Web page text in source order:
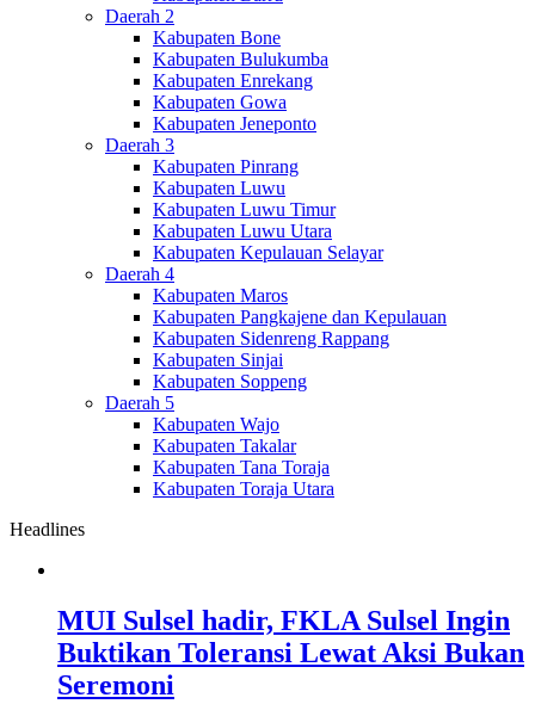
Daerah 2
Kabupaten Bone
Kabupaten Bulukumba
Kabupaten Enrekang
Kabupaten Gowa
Kabupaten Jeneponto
Daerah 3
Kabupaten Pinrang
Kabupaten Luwu
Kabupaten Luwu Timur
Kabupaten Luwu Utara
Kabupaten Kepulauan Selayar
Daerah 4
Kabupaten Maros
Kabupaten Pangkajene dan Kepulauan
Kabupaten Sidenreng Rappang
Kabupaten Sinjai
Kabupaten Soppeng
Daerah 5
Kabupaten Wajo
Kabupaten Takalar
Kabupaten Tana Toraja
Kabupaten Toraja Utara
Headlines
MUI Sulsel hadir, FKLA Sulsel Ingin
Buktikan Toleransi Lewat Aksi Bukan
Seremoni